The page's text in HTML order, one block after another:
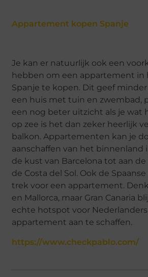
Appartement kopen Spanje
Je kan er natuurlijk ook een
hebben om een appartement in
Spanje te kopen. Dit geef
een huis met tuin en zwembad,
een nog beter uitzicht als je wat
op zee is het dan zeker heerlijk
balkon. Appartementen kan je
aanschaffen van het binnenland
de kust van Barcelona tot aan
de Costa del Sol. Ook de
trek voor een appartement.
en Mallorca, maar Gran Canaria
echte hotspot voor
appartement aan te schaffen.
https://www.checkpablo.com/